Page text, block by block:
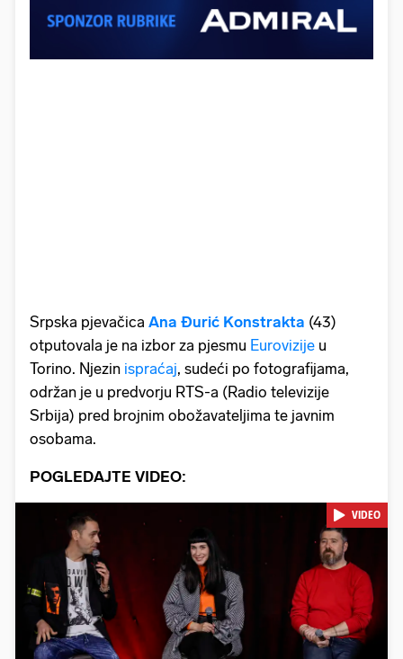
Srpska pjevačica Ana Đurić Konstrakta (43)
otputovala je na izbor za pjesmu Eurovizije u
Torino. Njezin ispraćaj, sudeći po fotografijama,
održan je u predvorju RTS-a (Radio televizije
Srbija) pred brojnim obožavateljima te javnim
osobama.
POGLEDAJTE VIDEO:
Pokretanje videa...
VIDEO